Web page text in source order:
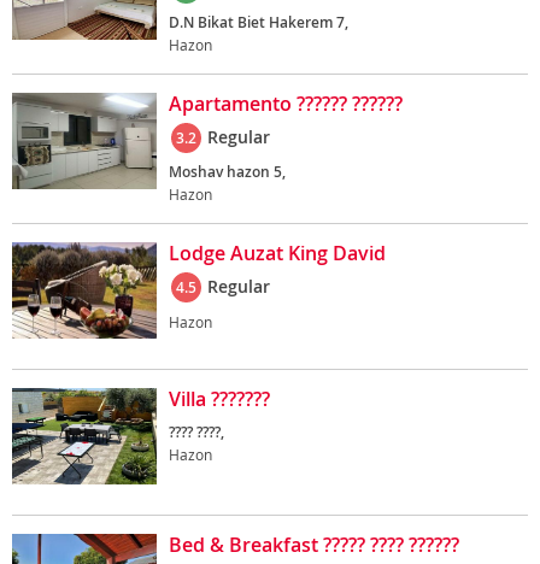
D.N Bikat Biet Hakerem 7,
Hazon
Apartamento ?????? ??????
3.2 Regular
Moshav hazon 5,
Hazon
Lodge Auzat King David
4.5 Regular
Hazon
Villa ???????
???? ????,
Hazon
Bed & Breakfast ????? ???? ??????